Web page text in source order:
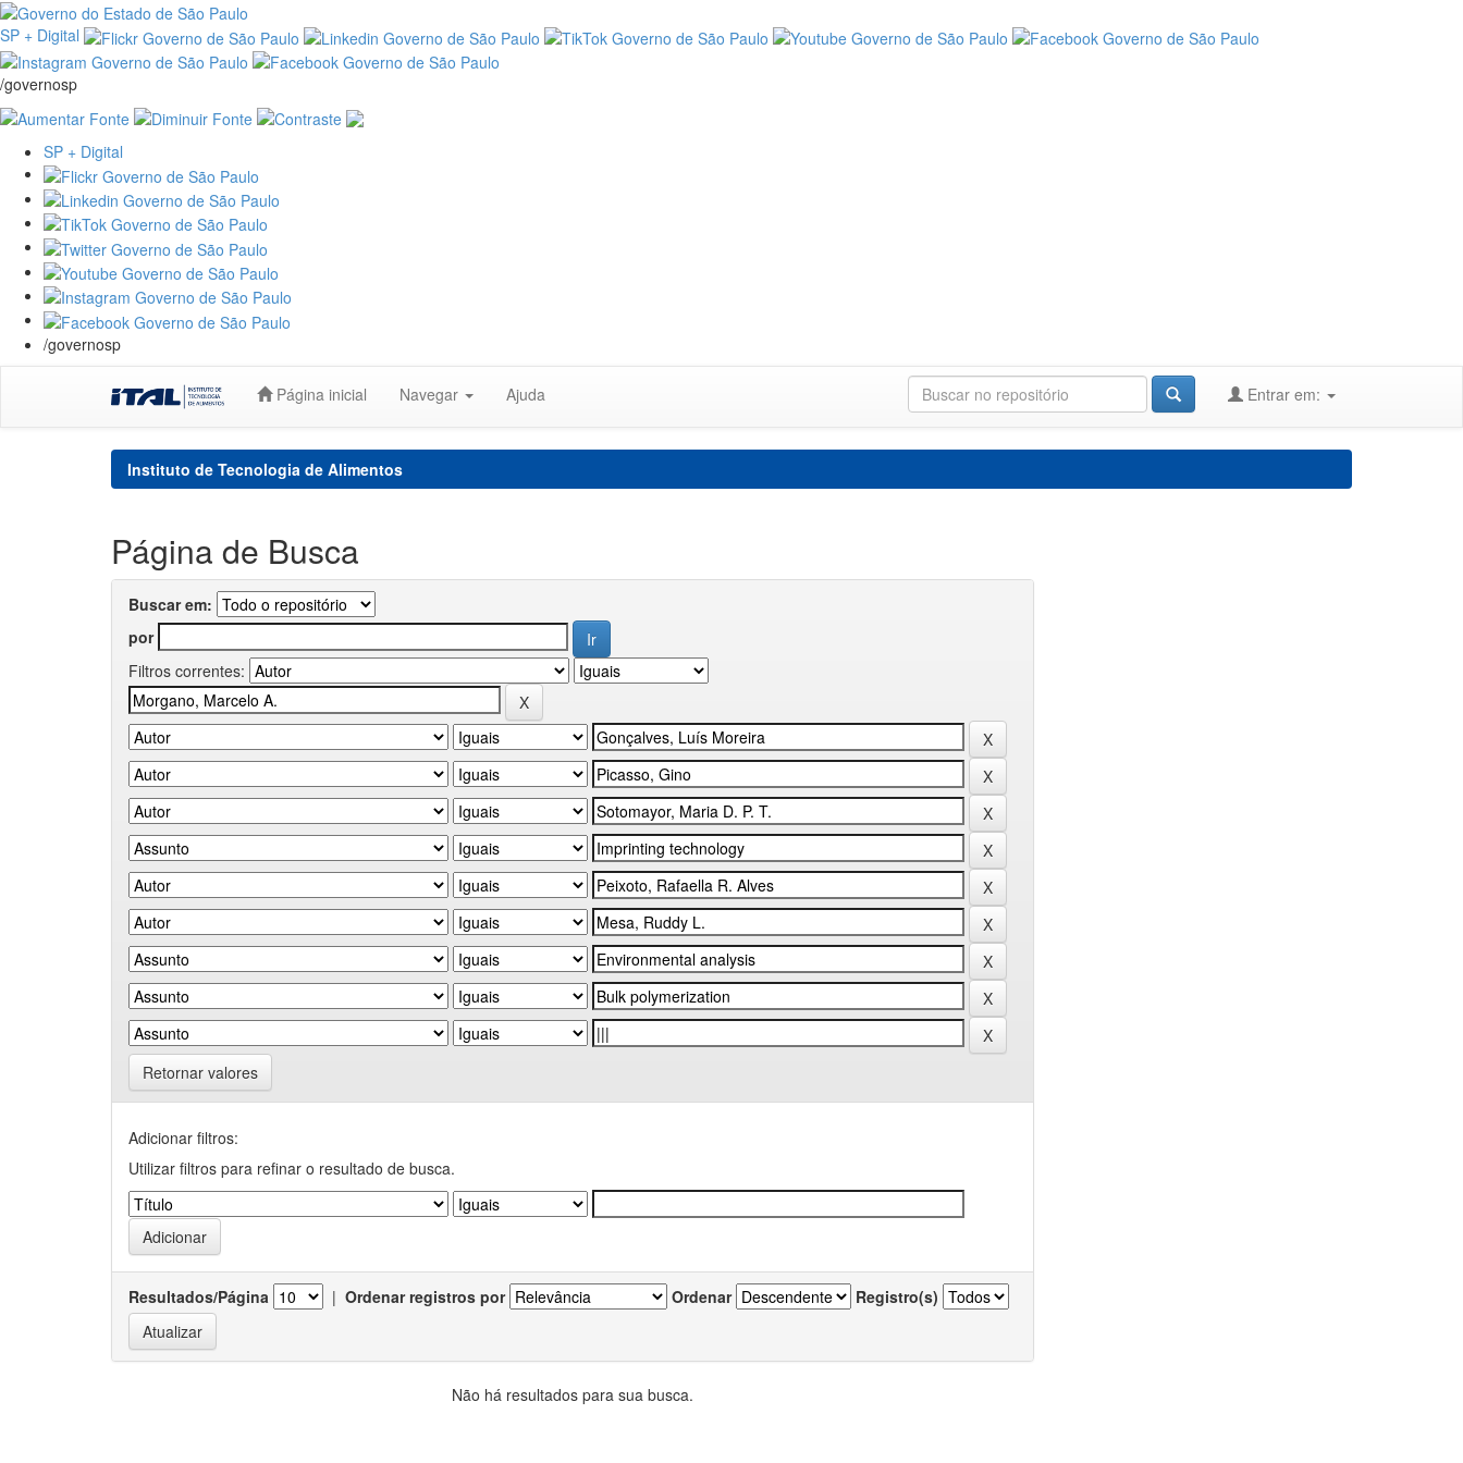
SP + Digital
/governosp
SP + Digital
/governosp
Página inicial Navegar Ajuda Entrar em:
Instituto de Tecnologia de Alimentos
Página de Busca
Buscar em:
por
Filtros correntes:
Retornar valores
Adicionar filtros:
Utilizar filtros para refinar o resultado de busca.
Resultados/Página | Ordenar registros por Ordenar Registro(s)
Não há resultados para sua busca.